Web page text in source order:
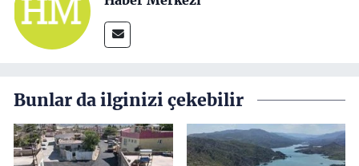
Bunlar da ilginizi çekebilir